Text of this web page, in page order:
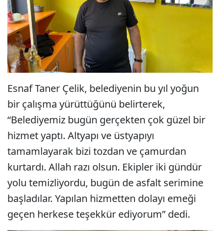
Esnaf Taner Çelik, belediyenin bu yıl yoğun
bir çalışma yürüttüğünü belirterek,
“Belediyemiz bugün gerçekten çok güzel bir
hizmet yaptı. Altyapı ve üstyapıyı
tamamlayarak bizi tozdan ve çamurdan
kurtardı. Allah razı olsun. Ekipler iki gündür
yolu temizliyordu, bugün de asfalt serimine
başladılar. Yapılan hizmetten dolayı emeği
geçen herkese teşekkür ediyorum” dedi.